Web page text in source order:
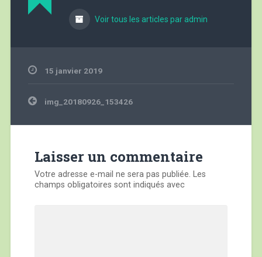
Voir tous les articles par admin
15 janvier 2019
Navigation
de
img_20180926_153426
Laisser un commentaire
Votre adresse e-mail ne sera pas publiée. Les
champs obligatoires sont indiqués avec